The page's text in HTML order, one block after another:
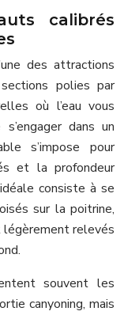
calibrés
des attractions
polies par
où l’eau vous
dans un
s’impose pour
et la profondeur
consiste à se
sur la poitrine,
relevés
souvent les
canyoning, mais